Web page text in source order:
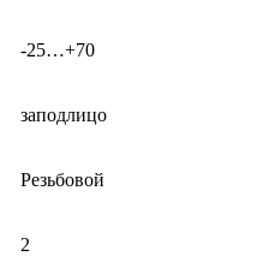
-25…+70
заподлицо
Резьбовой
2